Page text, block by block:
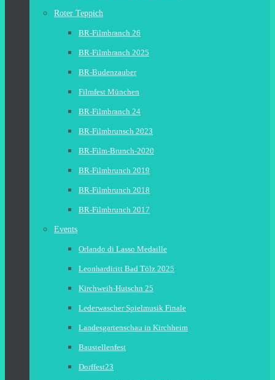
Roter Teppich
BR-Filmbranch 26
BR-Filmbranch 2025
BR-Budenzauber
Filmfest München
BR-Filmbranch 24
BR-Filmbrunsch 2023
BR-Film-Brunch-2020
BR-Filmbrunch 2019
BR-Filmbrunch 2018
BR-Filmbrunch 2017
Events
Orlando di Lasso Medaille
Leonhardiritt Bad Tölz 2025
Kirchweih-Hutschn 25
Lederwascher Spielmusik Finale
Landesgartenschau in Kirchheim
Baustellenfest
Dorffest23